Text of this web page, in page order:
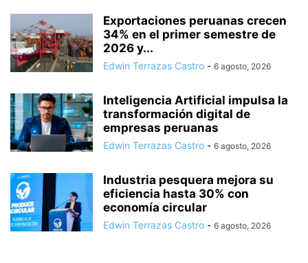
Exportaciones peruanas crecen
34% en el primer semestre de
2026 y...
Edwin Terrazas Castro - 6 agosto, 2026
Inteligencia Artificial impulsa la
transformación digital de
empresas peruanas
Edwin Terrazas Castro - 6 agosto, 2026
Industria pesquera mejora su
eficiencia hasta 30% con
economía circular
Edwin Terrazas Castro - 6 agosto, 2026